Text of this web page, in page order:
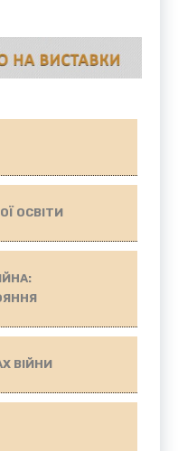
ОСВІТИ
ВІЙНИ